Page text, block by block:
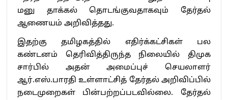
மனு தாக்கல் தொடங்குவதாகவும் தேர்தல்
ஆணையம் அறிவித்தது.
இதற்கு தமிழகத்தில் எதிர்க்கட்சிகள் பல
கண்டனம் தெரிவித்திருந்த நிலையில் திமுக
சார்பில் அதன் அமைப்புச் செயலாளர்
ஆர்.எஸ்.பாரதி உள்ளாட்சித் தேர்தல் அறிவிப்பில்
நடைமுறைகள் பின்பற்றப்படவில்லை. தேர்தல்